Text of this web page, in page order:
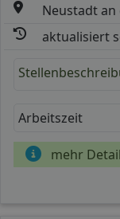
Neustadt an
aktualisiert
Arbeitszeit
mehr